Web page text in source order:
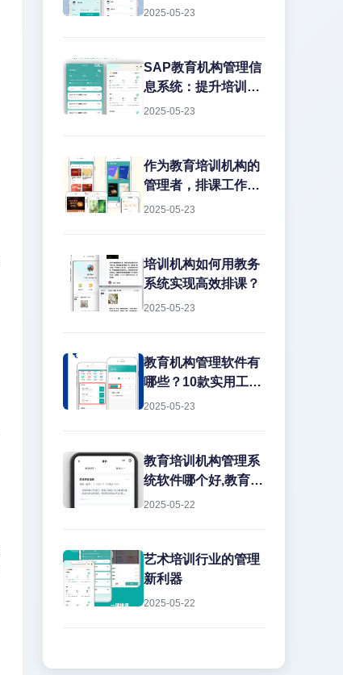
深度解析作为教培行
务管理上栽跟头。排
课冲突、教室闲置、
教师超负荷...这些痛
结合实战经验，聊聊
如何用专业系统解决
2025-05-23
SAP教育机构管理信
息系统：提升培训效
率的数字化解决方案
混乱、学员信息分
散、财务对账困难等
痛点。传统的人工管
SAP教育机构管理信
息系统正是为解决这
2025-05-23
作为教育培训机构的
管理者，排课工作一
直是让人头疼的大问
2025-05-23
培训机构如何用教务
系统实现高效排课？
2025-05-23
教育机构管理软件有
哪些？10款实用工具
推荐
2025-05-23
教育培训机构管理系
统软件哪个好,教育机
构管理软件怎么选?
2025-05-22
艺术培训行业的管理
新利器
2025-05-22